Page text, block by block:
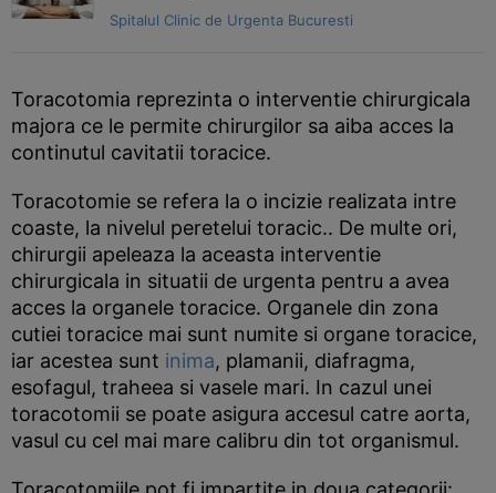
Spitalul Clinic de Urgenta Bucuresti
Toracotomia reprezinta o interventie chirurgicala
majora ce le permite chirurgilor sa aiba acces la
continutul cavitatii toracice.
Toracotomie se refera la o incizie realizata intre
coaste, la nivelul peretelui toracic.. De multe ori,
chirurgii apeleaza la aceasta interventie
chirurgicala in situatii de urgenta pentru a avea
acces la organele toracice. Organele din zona
cutiei toracice mai sunt numite si organe toracice,
iar acestea sunt inima, plamanii, diafragma,
esofagul, traheea si vasele mari. In cazul unei
toracotomii se poate asigura accesul catre aorta,
vasul cu cel mai mare calibru din tot organismul.